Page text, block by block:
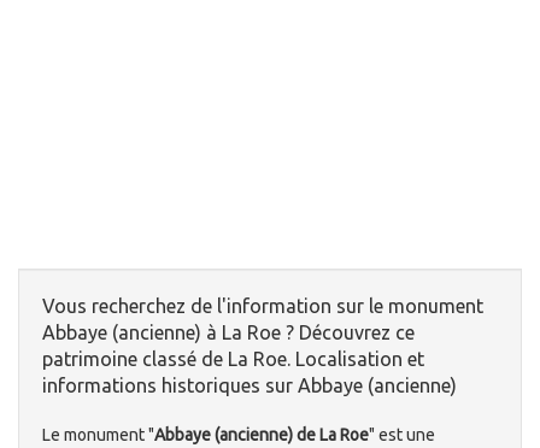
Vous recherchez de l'information sur le monument
Abbaye (ancienne) à La Roe ? Découvrez ce
patrimoine classé de La Roe. Localisation et
informations historiques sur Abbaye (ancienne)
Le monument "Abbaye (ancienne) de La Roe" est une